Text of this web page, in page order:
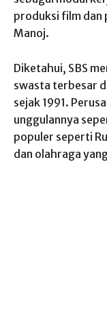
produksi film dan
Manoj.
Diketahui, SBS
swasta terbesar
sejak 1991.
unggulannya
populer seperti
dan olahraga